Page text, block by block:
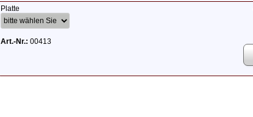
Platte
Art.-Nr.: 00413